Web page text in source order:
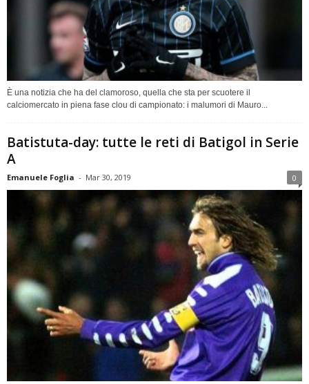
È una notizia che ha del clamoroso, quella che sta per scuotere il
calciomercato in piena fase clou di campionato: i malumori di Mauro...
Batistuta-day: tutte le reti di Batigol in Serie
A
Emanuele Foglia - Mar 30, 2019 0